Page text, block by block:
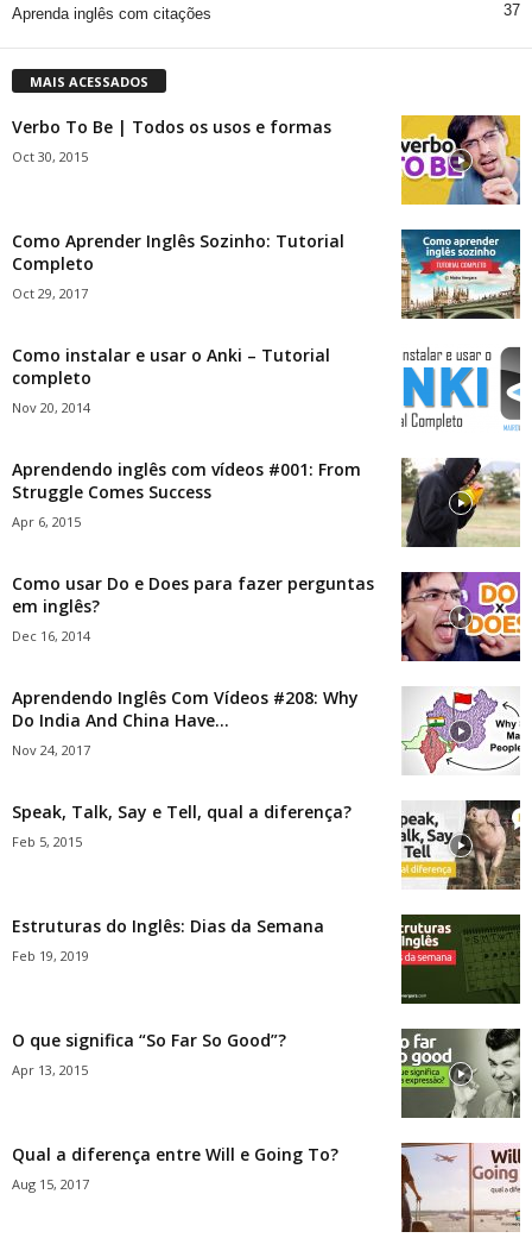
Aprenda inglês com citações 37
MAIS ACESSADOS
Verbo To Be | Todos os usos e formas
Oct 30, 2015
Como Aprender Inglês Sozinho: Tutorial
Completo
Oct 29, 2017
Como instalar e usar o Anki – Tutorial
completo
Nov 20, 2014
Aprendendo inglês com vídeos #001: From
Struggle Comes Success
Apr 6, 2015
Como usar Do e Does para fazer perguntas
em inglês?
Dec 16, 2014
Aprendendo Inglês Com Vídeos #208: Why
Do India And China Have...
Nov 24, 2017
Speak, Talk, Say e Tell, qual a diferença?
Feb 5, 2015
Estruturas do Inglês: Dias da Semana
Feb 19, 2019
O que significa “So Far So Good”?
Apr 13, 2015
Qual a diferença entre Will e Going To?
Aug 15, 2017